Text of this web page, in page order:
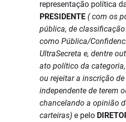
representação política
PRESIDENTE ( com os
pública, de
como Pública/
UltraSecreta e, dentre
ato político da
ou rejeitar a inscrição
independente de terem
chancelando a opinião
carteiras) e pelo